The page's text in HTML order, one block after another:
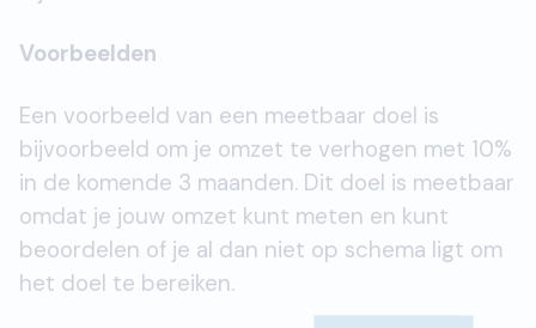
Voorbeelden
Een voorbeeld van een meetbaar doel is
bijvoorbeeld om je omzet te verhogen met 10%
in de komende 3 maanden. Dit doel is meetbaar
omdat je jouw omzet kunt meten en kunt
beoordelen of je al dan niet op schema ligt om
het doel te bereiken.